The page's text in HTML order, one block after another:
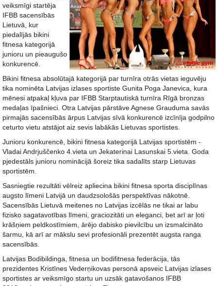
veiksmīgi startēja
IFBB sacensībās
Lietuvā, kur
piedalījās bikini
fitnesa kategorijā
junioru un pieaugušo
konkurencē.
Bikini fitnesa absolūtajā kategorijā par turnīra otrās vietas ieguvēju
tika nominēta Latvijas izlases sportiste Gunita Poga Janevica, kura
mēnesi atpakaļ kļuva par IFBB Starptautiskā turnīra Rīgā bronzas
medaļas īpašnieci. Otra Latvijas pārstāve Agnese Grauduma savās
pirmajās sacensībās ārpus Latvijas sīvā konkurencē izcīnīja godpilno
ceturto vietu atstājot aiz sevis labākās Lietuvas sportistes.
Junioru konkurencē, bikini fitnesa kategorijā Latvijas sportistēm -
Vladai Andrjuščenko 4.vieta un Jekaterinai Lasunskai 5.vieta. Goda
pjedestāls junioru nominācijā šoreiz tika sadalīts starp Lietuvas
sportistēm.
Sasniegtie rezultāti vēlreiz apliecina bikini fitnesa sporta disciplīnas
augsto līmeni Latvijā un daudzsološās perspektīvas nākotnē.
Sacensībās Lietuvā meitenes no Latvijas izcēlās ne tikai ar labu
fizisko sagatavotības līmeni, graciozitāti un eleganci, bet arī ar ļoti
krāšņiem peldkostīmiem, ārējo dabisko pievilcību un izsmalcināto
šarmu, kā arī ar mākslu sevi profesionāli prezentēt augsta ranga
sacensībās.
Latvijas Bodibildinga, fitnesa un bodifitnesa federācija, tās
prezidentes Kristīnes Vederņikovas personā apsveic Latvijas izlases
sportistes ar veiksmīgo startu un uzsāk gatavošanos IFBB